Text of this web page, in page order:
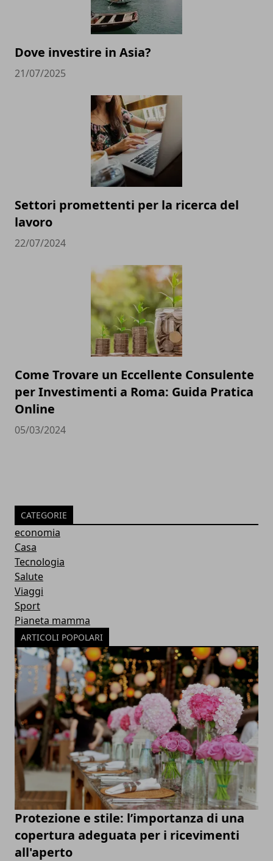
Dove investire in Asia?
21/07/2025
Settori promettenti per la ricerca del
lavoro
22/07/2024
Come Trovare un Eccellente Consulente
per Investimenti a Roma: Guida Pratica
Online
05/03/2024
CATEGORIE
economia
Casa
Tecnologia
Salute
Viaggi
Sport
Pianeta mamma
ARTICOLI POPOLARI
Protezione e stile: l’importanza di una
copertura adeguata per i ricevimenti
all'aperto